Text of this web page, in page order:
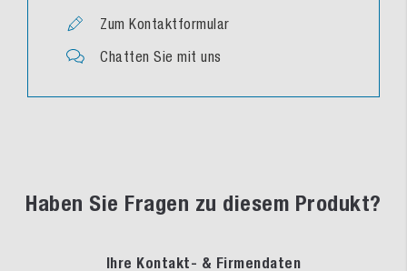
Zum Kontaktformular
Chatten Sie mit uns
Haben Sie Fragen zu diesem Produkt?
Ihre Kontakt- & Firmendaten